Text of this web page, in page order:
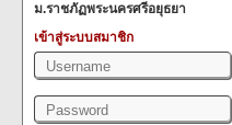
ม.ราชภัฏพระนครศรีอยุธยา
เข้าสู่ระบบสมาชิก